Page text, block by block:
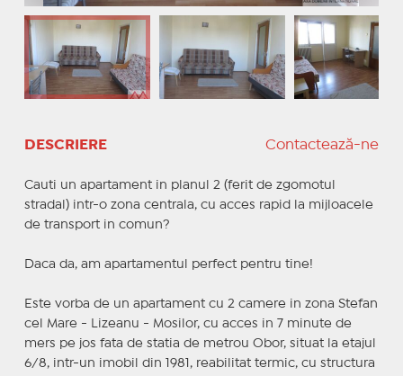
DESCRIERE Contactează-ne
Cauti un apartament in planul 2 (ferit de zgomotul
stradal) intr-o zona centrala, cu acces rapid la mijloacele
de transport in comun?
Daca da, am apartamentul perfect pentru tine!
Este vorba de un apartament cu 2 camere in zona Stefan
cel Mare - Lizeanu - Mosilor, cu acces in 7 minute de
mers pe jos fata de statia de metrou Obor, situat la etajul
6/8, intr-un imobil din 1981, reabilitat termic, cu structura